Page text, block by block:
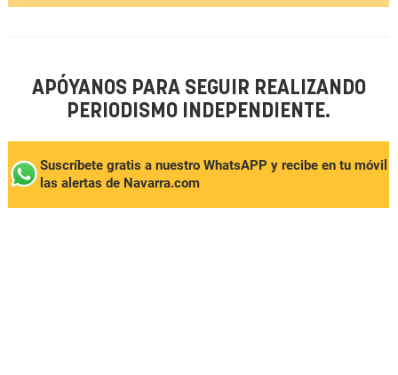
APÓYANOS PARA SEGUIR REALIZANDO
PERIODISMO INDEPENDIENTE.
Suscríbete gratis a nuestro WhatsAPP y recibe en tu móvil
las alertas de Navarra.com